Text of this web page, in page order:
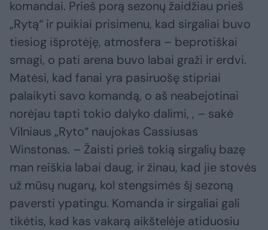
komandai. Prieš porą sezonų žaidžiau prieš
„Rytą“ ir puikiai prisimenu, kad sirgaliai buvo
tiesiog išprotėję, atmosfera – beprotiškai
smagi, o pati arena buvo labai graži ir erdvi.
Matėsi, kad fanai yra pasiruošę stipriai
palaikyti savo komandą, o aš neabejotinai
norėjau tapti tokio dalyko dalimi, , – sakė
Vilniaus „Ryto“ naujokas Cassiusas
Winstonas. – Žaisti prieš tokią sirgalių bazę
man reiškia labai daug, ir žinau, kad jie stovės
už mūsų nugarų, kol stengsimės šį sezoną
paversti ypatingu. Komanda ir sirgaliai gali
tikėtis, kad kas vakarą aikštelėje atiduosiu